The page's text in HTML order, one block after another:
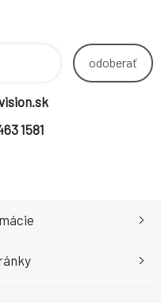
softvér pre
OS MS Windows.
obsahuje aj
ochranu a ochranu
odoberať
1581